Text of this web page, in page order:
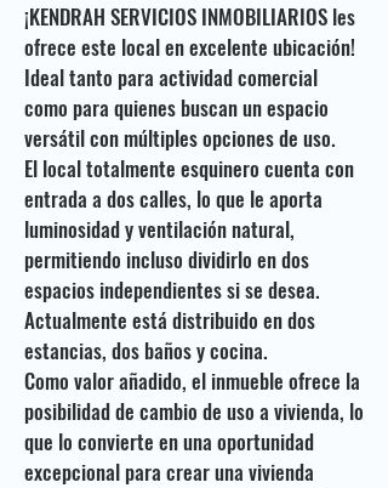
¡KENDRAH SERVICIOS INMOBILIARIOS les
ofrece este local en excelente ubicación!
Ideal tanto para actividad comercial
como para quienes buscan un espacio
versátil con múltiples opciones de uso.
El local totalmente esquinero cuenta con
entrada a dos calles, lo que le aporta
luminosidad y ventilación natural,
permitiendo incluso dividirlo en dos
espacios independientes si se desea.
Actualmente está distribuido en dos
estancias, dos baños y cocina.
Como valor añadido, el inmueble ofrece la
posibilidad de cambio de uso a vivienda, lo
que lo convierte en una oportunidad
excepcional para crear una vivienda